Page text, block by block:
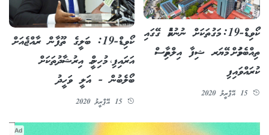
ކޯވިޑް-19: މަގުތަކަށް ނުނުކުމެ ގޭގައި
ތިއްބެވުމަށް މޭޔަރ ޝިފާ އިލްތިމާސް
ކުރައްވައިފި
15 އޭޕްރީލު 2020
ކޯވިޑް-19: ބަލީގެ ތޫފާން ރާއްޖެއަށް
އަރައިފި، މުހިންމީ އިރުޝާދުތަކަށް
ބޯލެބުން - އަލީ ވަހީދު
15 އޭޕްރީލު 2020
Ad